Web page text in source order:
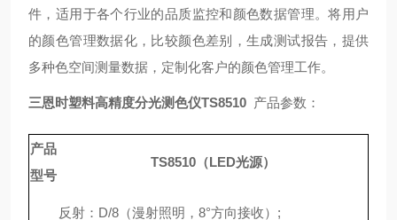
件，适用于各个行业的品质监控和颜色数据管理。将用户
的颜色管理数据化，比较颜色差别，生成测试报告，提供
多种色空间测量数据，定制化客户的颜色管理工作。
三恩时塑料高精度分光测色仪TS8510 产品参数：
产品
型号
TS8510（LED光源）
反射：D/8（漫射照明，8°方向接收）;